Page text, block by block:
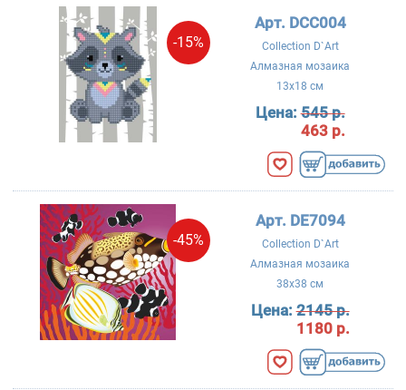
-15%
Арт. DCC004
Collection D`Art
Алмазная мозаика
13x18 см
Цена:545 р.
463 р.
-45%
Арт. DE7094
Collection D`Art
Алмазная мозаика
38x38 см
Цена:2145 р.
1180 р.